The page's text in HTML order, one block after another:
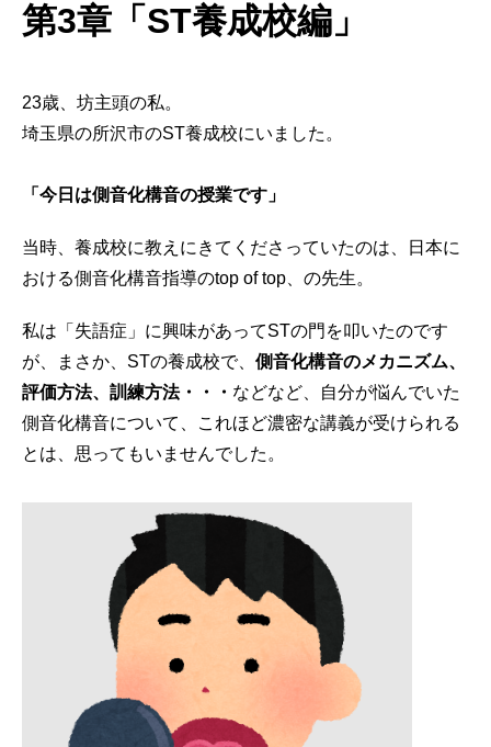
第3章「ST養成校編」
23歳、坊主頭の私。
埼玉県の所沢市のST養成校にいました。
「今日は側音化構音の授業です」
当時、養成校に教えにきてくださっていたのは、日本に
おける側音化構音指導のtop of top、の先生。
私は「失語症」に興味があってSTの門を叩いたのです
が、まさか、STの養成校で、 側音化構音のメカニズム、
評価方法、訓練方法・・・ などなど、自分が悩んでいた
側音化構音について、これほど濃密な講義が受けられる
とは、思ってもいませんでした。